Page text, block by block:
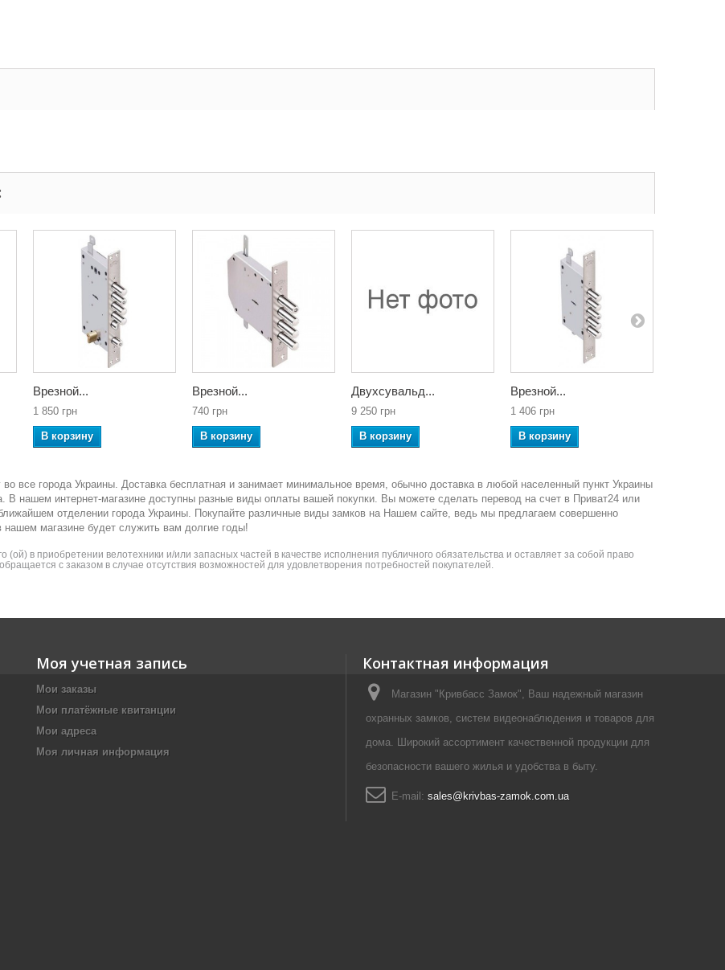
Врезной...
1 850 грн
В корзину
Врезной...
740 грн
В корзину
Двухсувальд...
9 250 грн
В корзину
Врезной...
1 406 грн
В корзину
все города Украины. Доставка бесплатная и занимает минимальное время, обычно доставка в любой населенный пункт Украины
В нашем интернет-магазине доступны разные виды оплаты вашей покупки. Вы можете сделать перевод на счет в Приват24 или
отделении города Украины. Покупайте различные виды замков на Нашем сайте, ведь мы предлагаем совершенно
магазине будет служить вам долгие годы!
в приобретении велотехники и/или запасных частей в качестве исполнения публичного обязательства и оставляет за собой право
с заказом в случае отсутствия возможностей для удовлетворения потребностей покупателей.
Моя учетная запись
Мои заказы
Мои платёжные квитанции
Мои адреса
Моя личная информация
Контактная информация
Магазин "Кривбасс Замок", Ваш надежный магазин
охранных замков, систем видеонаблюдения и товаров для
дома. Широкий ассортимент качественной продукции для
безопасности вашего жилья и удобства в быту.
E-mail: sales@krivbas-zamok.com.ua